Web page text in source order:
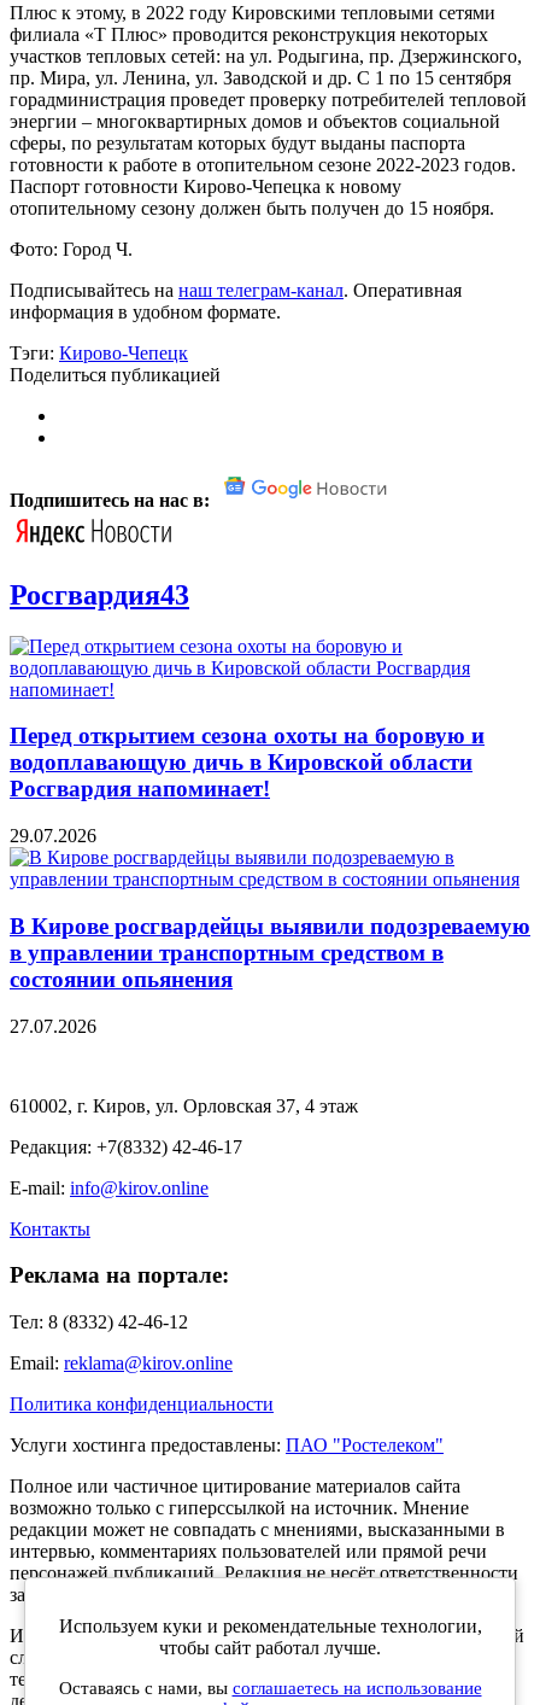
Плюс к этому, в 2022 году Кировскими тепловыми сетями
филиала «Т Плюс» проводится реконструкция некоторых
участков тепловых сетей: на ул. Родыгина, пр. Дзержинского,
пр. Мира, ул. Ленина, ул. Заводской и др. С 1 по 15 сентября
горадминистрация проведет проверку потребителей тепловой
энергии – многоквартирных домов и объектов социальной
сферы, по результатам которых будут выданы паспорта
готовности к работе в отопительном сезоне 2022-2023 годов.
Паспорт готовности Кирово-Чепецка к новому
отопительному сезону должен быть получен до 15 ноября.
Фото: Город Ч.
Подписывайтесь на наш телеграм-канал. Оперативная
информация в удобном формате.
Тэги: Кирово-Чепецк
Поделиться публикацией
Подпишитесь на нас в:
Росгвардия43
Перед открытием сезона охоты на боровую и
водоплавающую дичь в Кировской области
Росгвардия напоминает!
29.07.2026
В Кирове росгвардейцы выявили подозреваемую
в управлении транспортным средством в
состоянии опьянения
27.07.2026
610002, г. Киров, ул. Орловская 37, 4 этаж
Редакция: +7(8332) 42-46-17
E-mail: info@kirov.online
Контакты
Реклама на портале:
Тел: 8 (8332) 42-46-12
Email: reklama@kirov.online
Политика конфиденциальности
Услуги хостинга предоставлены: ПАО "Ростелеком"
Полное или частичное цитирование материалов сайта
возможно только с гиперссылкой на источник. Мнение
редакции может не совпадать с мнениями, высказанными в
интервью, комментариях пользователей или прямой речи
персонажей публикаций. Редакция не несёт ответственности
за текст комментариев читателей.
Интернет-портал Kirov.online зарегистрирован в Федеральной
службе по надзору в сфере связи, информационных
технологий и массовых коммуникаций (Роскомнадзор) 5
декабря 2019 года. Регистрационный номер ЭЛ № ФС 77 -
Используем куки и рекомендательные технологии,
чтобы сайт работал лучше.
Оставаясь с нами, вы соглашаетесь на использование